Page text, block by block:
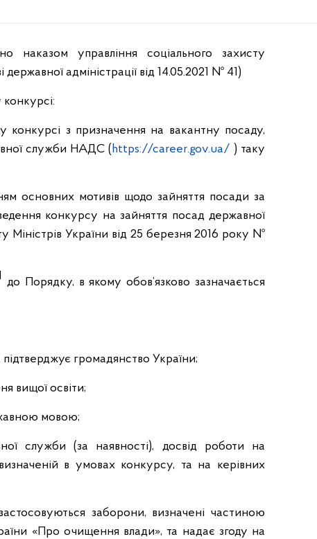
наказом управління соціального захисту
адміністрації від 14.05.2021 № 41)
з призначення на вакантну посаду,
служби НАДС (https://career.gov.ua/ ) таку
основних мотивів щодо зайняття посади за
конкурсу на зайняття посад державної
Міністрів України від 25 березня 2016 року №
до Порядку, в якому обов’язково зазначається
громадянство України;
вищої освіти;
мовою;
служби (за наявності), досвід роботи на
в умовах конкурсу, та на керівних
заборони, визначені частиною
«Про очищення влади», та надає згоду на